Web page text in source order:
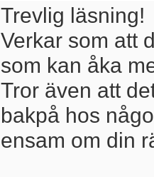
Trevlig läsning!
Verkar som att
som kan åka
Tror även att
bakpå hos
ensam om din